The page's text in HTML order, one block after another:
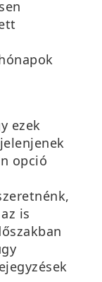
ezek
opció
is